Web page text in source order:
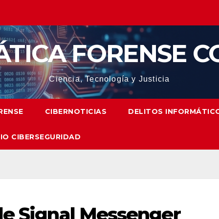
FORENSE
Ciencia, Tecnología y Justicia
CIBERNOTICIAS DELITOS
CIBERSEGURIDAD
Signal Messenger